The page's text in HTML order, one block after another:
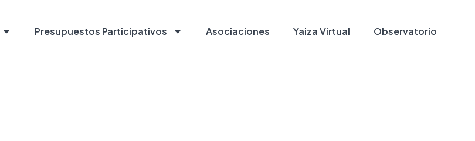
Presupuestos Participativos Asociaciones Yaiza Virtual Observatorio